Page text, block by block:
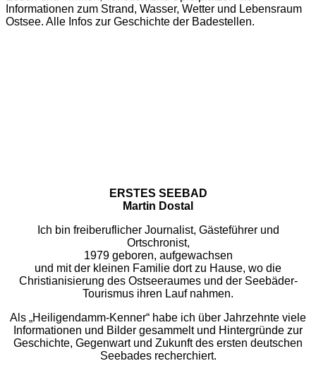
Informationen zum Strand, Wasser, Wetter und Lebensraum
Ostsee. Alle Infos zur Geschichte der Badestellen.
ERSTES SEEBAD
Martin Dostal
Ich bin freiberuflicher Journalist, Gästeführer und
Ortschronist,
1979 geboren, aufgewachsen
und mit der kleinen Familie dort zu Hause, wo die
Christianisierung des Ostseeraumes und der Seebäder-
Tourismus ihren Lauf nahmen.
Als „Heiligendamm-Kenner“ habe ich über Jahrzehnte viele
Informationen und Bilder gesammelt und Hintergründe zur
Geschichte, Gegenwart und Zukunft des ersten deutschen
Seebades recherchiert.